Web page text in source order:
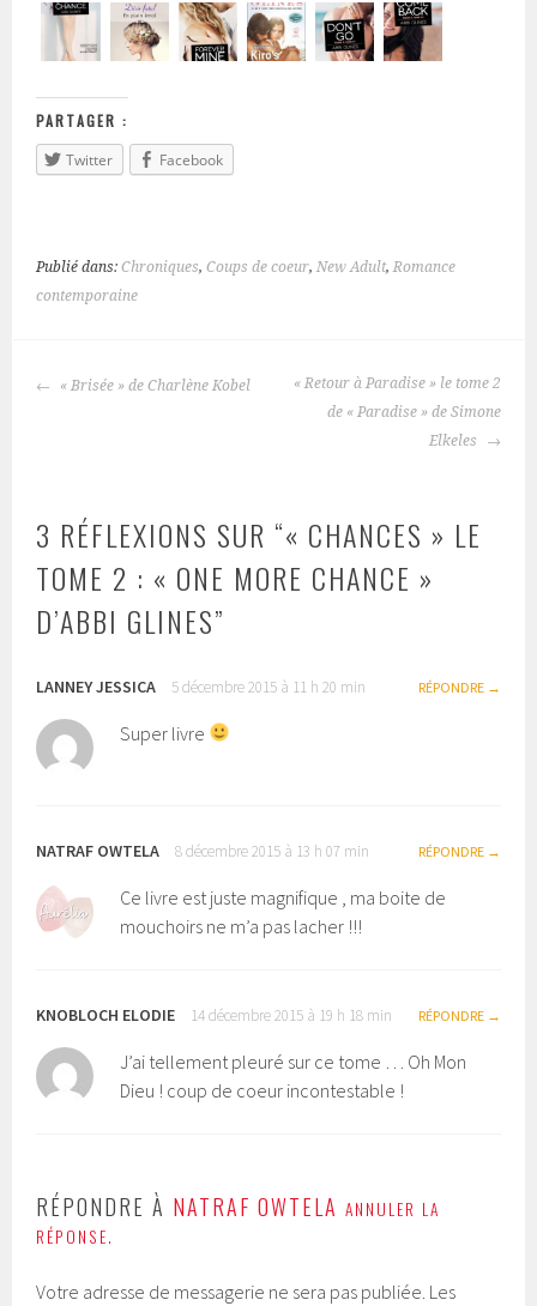
PARTAGER :
Twitter
Facebook
Publié dans:Chroniques,Coups de coeur, New Adult, Romance
contemporaine
« Brisée » de Charlène Kobel
« Retour à Paradise » le tome 2
de « Paradise » de Simone
Elkeles
3 RÉFLEXIONS SUR “« CHANCES » LE
TOME 2 : « ONE MORE CHANCE »
D’ABBI GLINES”
LANNEY JESSICA 5 décembre 2015 à 11 h 20 min RÉPONDRE
Super livre
NATRAF OWTELA 8 décembre 2015 à 13 h 07 min RÉPONDRE
Ce livre est juste magnifique , ma boite de
mouchoirs ne m’a pas lacher !!!
KNOBLOCH ELODIE 14 décembre 2015 à 19 h 18 min RÉPONDRE
J’ai tellement pleuré sur ce tome … Oh Mon
Dieu ! coup de coeur incontestable !
RÉPONDRE À NATRAF OWTELA ANNULER LA
RÉPONSE.
Votre adresse de messagerie ne sera pas publiée. Les